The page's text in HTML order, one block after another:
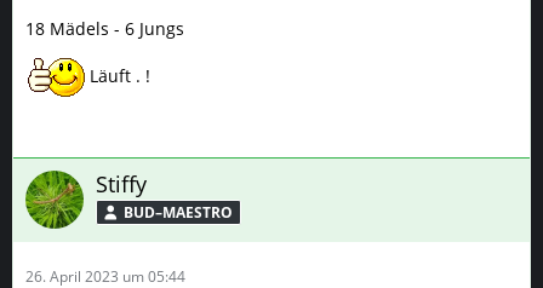
18 Mädels - 6 Jungs
Läuft . !
Stiffy
BUD–MAESTRO
26. April 2023 um 05:44